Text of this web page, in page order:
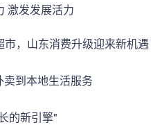
激发发展活力
，山东消费升级迎来新机遇
到本地生活服务
的新引擎"